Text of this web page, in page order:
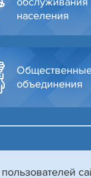
населения
объединения
БЕЛТА